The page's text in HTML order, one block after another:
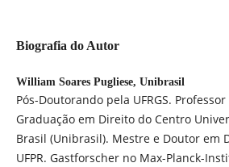
Biografia do Autor
William Soares Pugliese, Unibrasil
Pós-Doutorando pela UFRGS.
Graduação em Direito do Centro
Brasil (Unibrasil). Mestre e Doutor em
UFPR. Gastforscher no Max-Planck-